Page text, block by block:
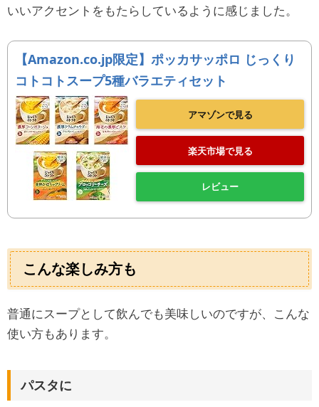
いいアクセントをもたらしているように感じました。
【Amazon.co.jp限定】ポッカサッポロ じっくり
コトコトスープ5種バラエティセット
アマゾンで見る
楽天市場で見る
レビュー
こんな楽しみ方も
普通にスープとして飲んでも美味しいのですが、こんな
使い方もあります。
パスタに